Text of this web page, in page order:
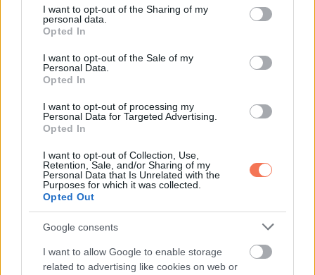
not limited to your visit or usage behaviour. You may click to
grant or deny consent to Google and its third-party tags to
use your data for below specified purposes in below Google
consent section.
I want to opt-out of the Sharing of my
personal data.
Opted In
I want to opt-out of the Sale of my
Personal Data.
Opted In
I want to opt-out of processing my
Personal Data for Targeted Advertising.
Opted In
I want to opt-out of Collection, Use,
Retention, Sale, and/or Sharing of my
Personal Data that Is Unrelated with the
Purposes for which it was collected.
Opted Out
Google consents
I want to allow Google to enable storage
related to advertising like cookies on web or
Oszd meg ezt a posztot:
Whatsapp
Email
ELŐZŐ POSZT
A kiválasztott gyűrű elárulja, milyen nő
vagy